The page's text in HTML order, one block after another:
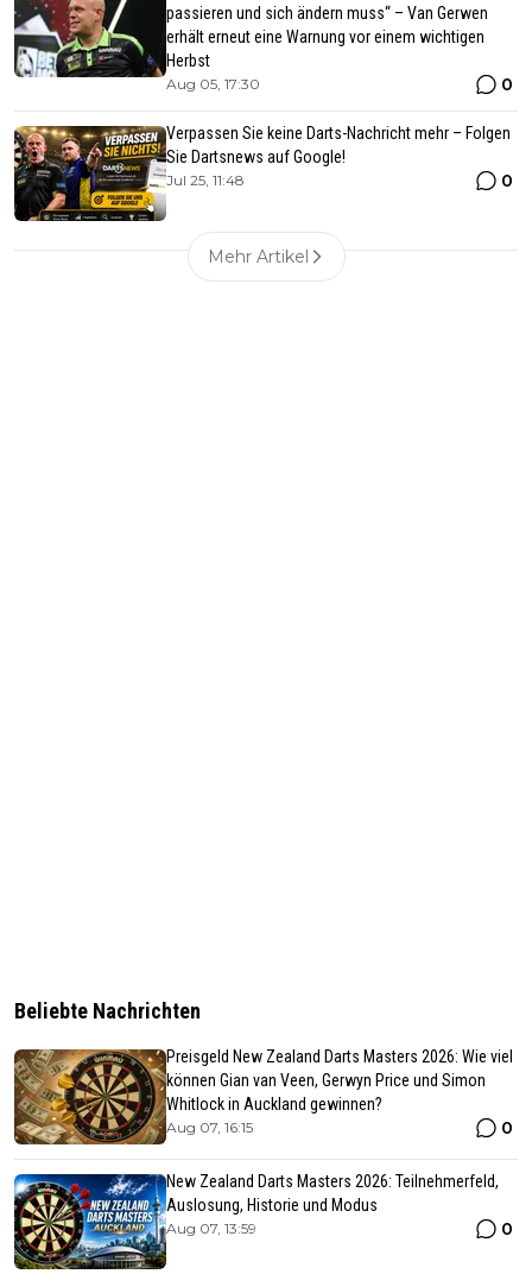
passieren und sich ändern muss“ – Van Gerwen
erhält erneut eine Warnung vor einem wichtigen
Herbst
Aug 05, 17:30 0
Verpassen Sie keine Darts-Nachricht mehr – Folgen
Sie Dartsnews auf Google!
Jul 25, 11:48 0
Mehr Artikel
Beliebte Nachrichten
Preisgeld New Zealand Darts Masters 2026: Wie viel
können Gian van Veen, Gerwyn Price und Simon
Whitlock in Auckland gewinnen?
Aug 07, 16:15 0
New Zealand Darts Masters 2026: Teilnehmerfeld,
Auslosung, Historie und Modus
Aug 07, 13:59 0